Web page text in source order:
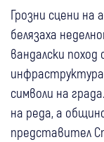
Грозни сцени на
белязаха
вандалски
символи на
на реда, а
представител